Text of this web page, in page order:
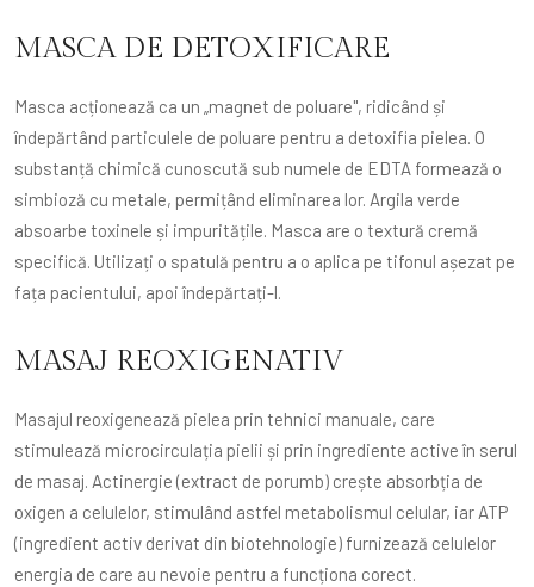
MASCA DE DETOXIFICARE
Masca acționează ca un „magnet de poluare", ridicând și
îndepărtând particulele de poluare pentru a detoxifia pielea. O
substanță chimică cunoscută sub numele de EDTA formează o
simbioză cu metale, permițând eliminarea lor. Argila verde
absoarbe toxinele și impuritățile. Masca are o textură cremă
specifică. Utilizați o spatulă pentru a o aplica pe tifonul așezat pe
fața pacientului, apoi îndepărtați-l.
MASAJ REOXIGENATIV
Masajul reoxigenează pielea prin tehnici manuale, care
stimulează microcirculația pielii și prin ingrediente active în serul
de masaj. Actinergie (extract de porumb) crește absorbția de
oxigen a celulelor, stimulând astfel metabolismul celular, iar ATP
(ingredient activ derivat din biotehnologie) furnizează celulelor
energia de care au nevoie pentru a funcționa corect.